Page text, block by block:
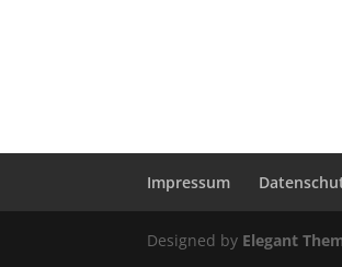
Impressum
Designed by Elegant